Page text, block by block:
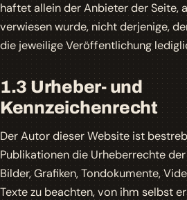
haftet allein der Anbieter der Seite,
verwiesen wurde, nicht derjenige,
die jeweilige Veröffentlichung
1.3 Urheber- und
Kennzeichenrecht
Der Autor dieser Website ist
Publikationen die Urheberrechte
Bilder, Grafiken, Tondokumente,
Texte zu beachten, von ihm selbst